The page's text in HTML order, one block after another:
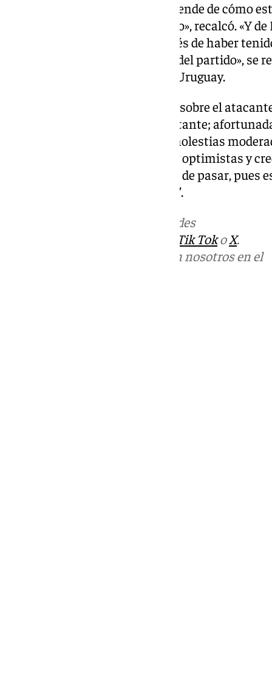
lleva tiempo sin competir y depende de cómo
valoraríamos su aportación o no», recalcó. «Y
gran disgusto, es normal después de haber
un disgusto tremendo después del partido», se
encuentro ante la selección de Uruguay.
Más tarde completó su opinión sobre el
tenía una lesión otra vez importante;
Dios, no ha sido así. Son unas molestias
jugar mañana, pero somos muy optimistas y
partido, si tuviéramos el acierto de pasar, pues
Fuente acerca del extremo ‘león’.
en las redes
Tik TokoX.
Puedes ponerte en contacto con nosotros en el